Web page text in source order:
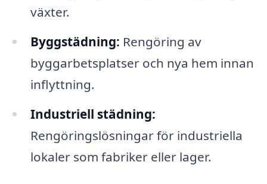
växter.
Byggstädning: Rengöring av
byggarbetsplatser och nya hem innan
inflyttning.
Industriell städning:
Rengöringslösningar för industriella
lokaler som fabriker eller lager.